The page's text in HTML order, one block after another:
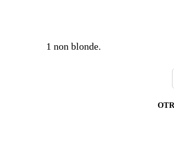
1 non blonde.